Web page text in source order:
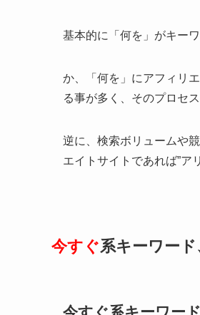
基本的に「何を」がキー
か、「何を」にアフィリ
る事が多く、そのプロセ
逆に、検索ボリュームや
エイトサイトであれば”ア
今すぐ系キーワード